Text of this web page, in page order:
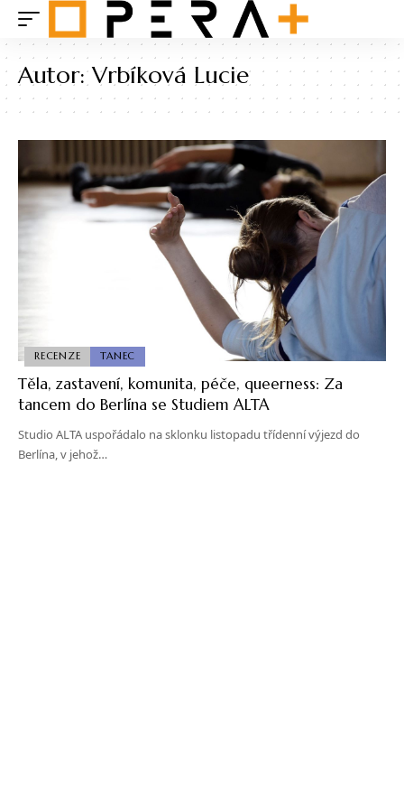
Autor:Vrbíková Lucie
RECENZE TANEC
Těla, zastavení, komunita, péče, queerness: Za
tancem do Berlína se Studiem ALTA
Studio ALTA uspořádalo na sklonku listopadu třídenní výjezd do
Berlína, v jehož…